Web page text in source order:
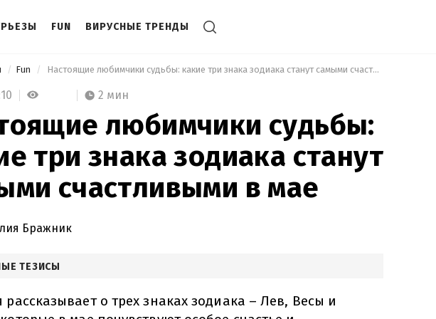
FUN ВИРУСНЫЕ ТРЕНДЫ
Fun Настоящие любимчики судьбы: какие три знака зодиака станут самыми счастливыми в мае
2 мин
любимчики судьбы:
три знака зодиака станут
счастливыми в мае
Бражник
ТЕЗИСЫ
рассказывает о трех знаках зодиака – Лев, Весы и